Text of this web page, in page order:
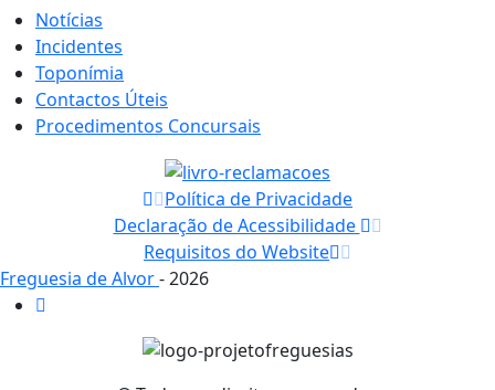
Notícias
Incidentes
Toponímia
Contactos Úteis
Procedimentos Concursais
Política de Privacidade
Declaração de Acessibilidade
Requisitos do Website
Freguesia de Alvor- 2026